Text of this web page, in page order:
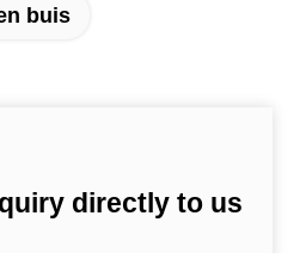
buis
directly to us